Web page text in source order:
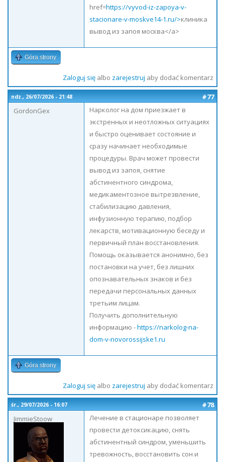
href=https://vyvod-iz-zapoya-v-
stacionare-v-moskve14-1.ru/>клиника
вывод из запоя москва</a>
Góra strony
Zaloguj sięalbo zarejestruj aby dodać komentarz
ndz., 26/07/2026 - 21:48
#77
GordonGex
Нарколог на дом приезжает в
экстренных и неотложных ситуациях
и быстро оценивает состояние и
сразу начинает необходимые
процедуры. Врач может провести
вывод из запоя, снятие
абстинентного синдрома,
медикаментозное вытрезвление,
стабилизацию давления,
инфузионную терапию, подбор
лекарств, мотивационную беседу и
первичный план восстановления.
Помощь оказывается анонимно, без
постановки на учет, без лишних
опознавательных знаков и без
передачи персональных данных
третьим лицам.
Получить дополнительную
информацию -https://narkolog-na-
dom-v-novorossijske1.ru
Góra strony
Zaloguj sięalbo zarejestruj aby dodać komentarz
śr., 29/07/2026 - 16:07
#78
JimmieStoow
Лечение в стационаре позволяет
провести детоксикацию, снять
абстинентный синдром, уменьшить
тревожность, восстановить сон и